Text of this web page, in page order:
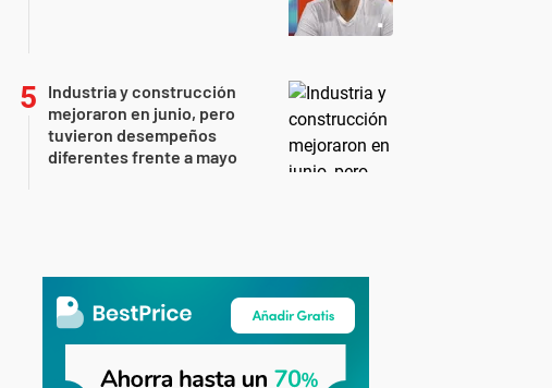
Industria y construcción
mejoraron en junio, pero
tuvieron desempeños
diferentes frente a mayo